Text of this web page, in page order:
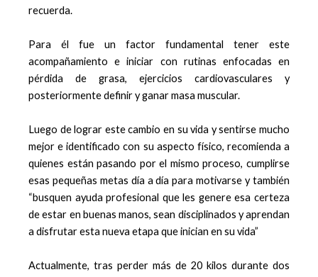
recuerda.
Para él fue un factor fundamental tener este
acompañamiento e iniciar con rutinas enfocadas en
pérdida de grasa, ejercicios cardiovasculares y
posteriormente definir y ganar masa muscular.
Luego de lograr este cambio en su vida y sentirse mucho
mejor e identificado con su aspecto físico, recomienda a
quienes están pasando por el mismo proceso, cumplirse
esas pequeñas metas día a día para motivarse y también
“busquen ayuda profesional que les genere esa certeza
de estar en buenas manos, sean disciplinados y aprendan
a disfrutar esta nueva etapa que inician en su vida”
Actualmente, tras perder más de 20 kilos durante dos